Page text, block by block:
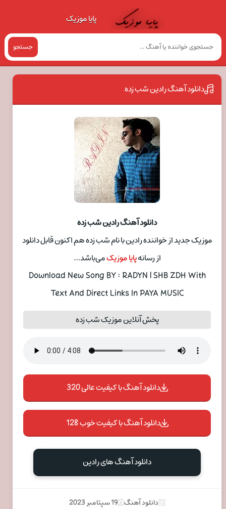
پایا موزیک
جستجو
دانلود آهنگ رادین شب زده
دانلود آهنگ رادین شب زده
موزیک جدید از خواننده رادین با نام شب زده هم اکنون قابل دانلود
از رسانهپایا موزیکمی‌باشد…
Download New Song BY : RADYN | SHB ZDH With
Text And Direct Links In PAYA MUSIC
پخش آنلاین موزیک شب زده
دانلود آهنگ با کیفیت عالی 320
دانلود آهنگ با کیفیت خوب 128
دانلود آهنگ های رادین
دانلود آهنگ 19 سپتامبر 2023